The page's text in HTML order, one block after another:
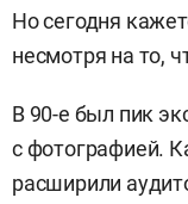
Но сегодня
несмотря на то,
В 90-е был пик
с фотографией.
расширили